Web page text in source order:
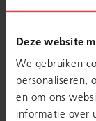
Deze website
We gebruiken
personaliseren,
en om ons
informatie over